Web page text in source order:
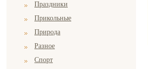
Праздники
Прикольные
Природа
Разное
Спорт